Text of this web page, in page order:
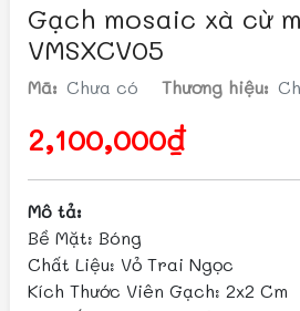
Gạch mosaic xà cừ
VMSXCV05
Mã: Chưa có Thương hiệu:
2,100,000₫
Mô tả:
Bề Mặt: Bóng
Chất Liệu: Vỏ Trai Ngọc
Kích Thước Viên Gạch: 2x2 Cm